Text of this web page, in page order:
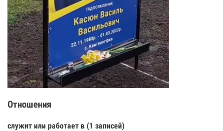
Отношения
служит или работает в (1 записей)